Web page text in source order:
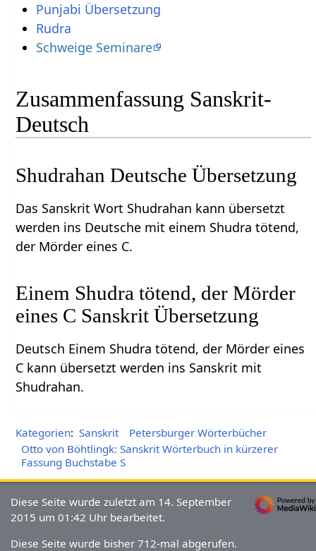
Punjabi Übersetzung
Rudra
Schweige Seminare
Zusammenfassung Sanskrit-
Deutsch
Shudrahan Deutsche Übersetzung
Das Sanskrit Wort Shudrahan kann übersetzt
werden ins Deutsche mit einem Shudra tötend,
der Mörder eines C.
Einem Shudra tötend, der Mörder
eines C Sanskrit Übersetzung
Deutsch Einem Shudra tötend, der Mörder eines
C kann übersetzt werden ins Sanskrit mit
Shudrahan.
Kategorien: Sanskrit
Petersburger Wörterbücher
Otto von Böhtlingk: Sanskrit Wörterbuch in kürzerer
Fassung Buchstabe S
Diese Seite wurde zuletzt am 14. September
2015 um 01:42 Uhr bearbeitet.
Diese Seite wurde bisher 712-mal abgerufen.